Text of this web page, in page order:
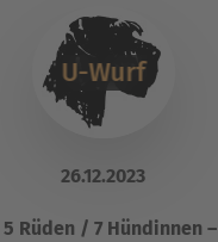
U-Wurf
26.12.2023
5 Rüden / 7 Hündinnen –